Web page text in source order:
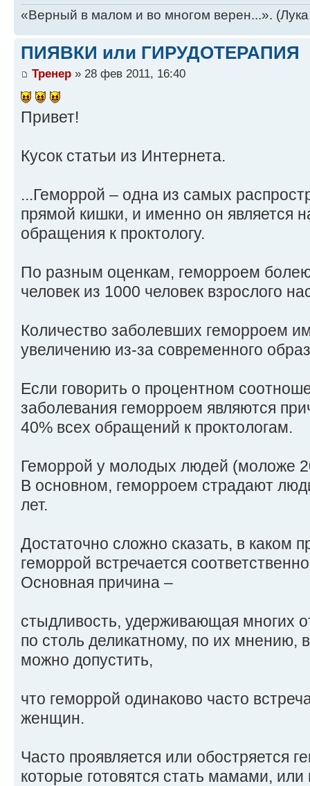
«Верный в малом и во многом верен...».
ПИЯВКИ или ГИРУДОТЕРАПИЯ
Тренер » 28 фев 2011, 16:40
Привет!
Кусок статьи из Интернета.
...Геморрой – одна из самых
прямой кишки, и именно он является
обращения к проктологу.
По разным оценкам, геморроем
человек из 1000 человек взрослого
Количество заболевших геморроем
увеличению из-за современного
Если говорить о процентном
заболевания геморроем являются
40% всех обращений к проктологам.
Геморрой у молодых людей (моложе
В основном, геморроем страдают
лет.
Достаточно сложно сказать, в каком
геморрой встречается
Основная причина –
стыдливость, удерживающая многих
по столь деликатному, по их мнению,
можно допустить,
что геморрой одинаково часто
женщин.
Часто проявляется или обостряется
которые готовятся стать мамами, или